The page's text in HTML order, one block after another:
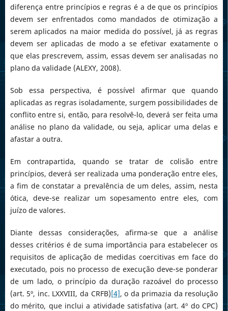
diferença entre princípios e regras é a de que os princípios
devem ser enfrentados como mandados de otimização a
serem aplicados na maior medida do possível, já as regras
devem ser aplicadas de modo a se efetivar exatamente o
que elas prescrevem, assim, essas devem ser analisadas no
plano da validade (ALEXY, 2008).
Sob essa perspectiva, é possível afirmar que quando
aplicadas as regras isoladamente, surgem possibilidades de
conflito entre si, então, para resolvê-lo, deverá ser feita uma
análise no plano da validade, ou seja, aplicar uma delas e
afastar a outra.
Em contrapartida, quando se tratar de colisão entre
princípios, deverá ser realizada uma ponderação entre eles,
a fim de constatar a prevalência de um deles, assim, nesta
ótica, deve-se realizar um sopesamento entre eles, com
juízo de valores.
Diante dessas considerações, afirma-se que a análise
desses critérios é de suma importância para estabelecer os
requisitos de aplicação de medidas coercitivas em face do
executado, pois no processo de execução deve-se ponderar
de um lado, o princípio da duração razoável do processo
(art. 5º, inc. LXXVIII, da CRFB)[4], o da primazia da resolução
do mérito, que inclui a atividade satisfativa (art. 4º do CPC)